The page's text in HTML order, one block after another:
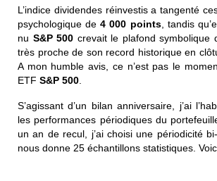
L’indice dividendes réinvestis a tangenté
psychologique de4 000 points, tandis
nu S&P 500 crevait le plafond symbolique
très proche de son record historique en
A mon humble avis, ce n’est pas le
ETF S&P 500
S’agissant d’un bilan anniversaire, j’ai
les performances périodiques du
un an de recul, j’ai choisi une périodicité
nous donne 25 échantillons statistiques.